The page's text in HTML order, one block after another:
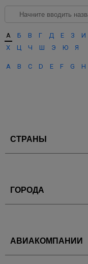
А Б В Г Д Е З И
Х
Ц Ч Ш Э Ю Я
A B C D E F G H
СТРАНЫ
ГОРОДА
АВИАКОМПАНИИ